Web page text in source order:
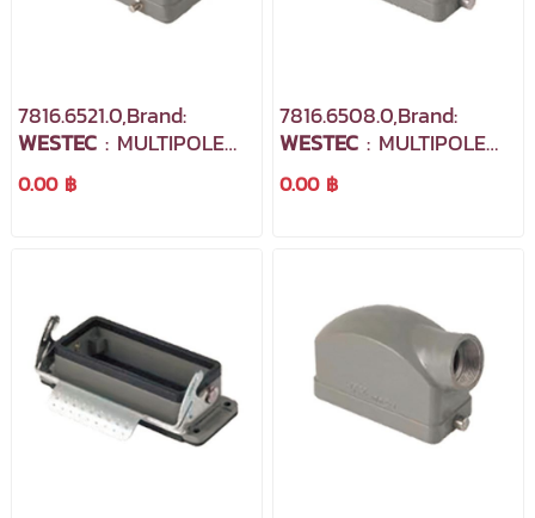
7816.6521.0,Brand:
WESTEC : MULTIPOLE
INDUSTRIAL
CONNECTORS
0.00 ฿
7816.6508.0,Brand:
WESTEC : MULTIPOLE
INDUSTRIAL
CONNECTORS
0.00 ฿